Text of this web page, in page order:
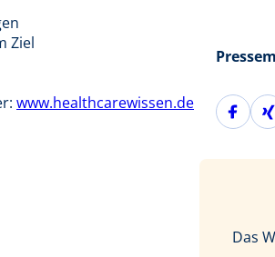
Ziel
www.healthcarewissen.de
F
a
X
i
Das